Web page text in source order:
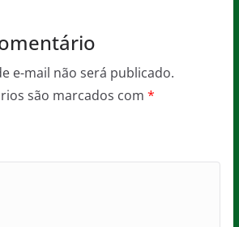
e-mail não será publicado.
são marcados com *